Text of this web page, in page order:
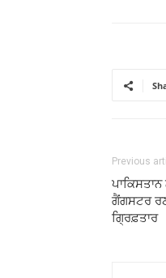
Previous
ਗੈਂਗਸਟਰ
ਗ੍ਰਿਫ਼ਤਾਰ